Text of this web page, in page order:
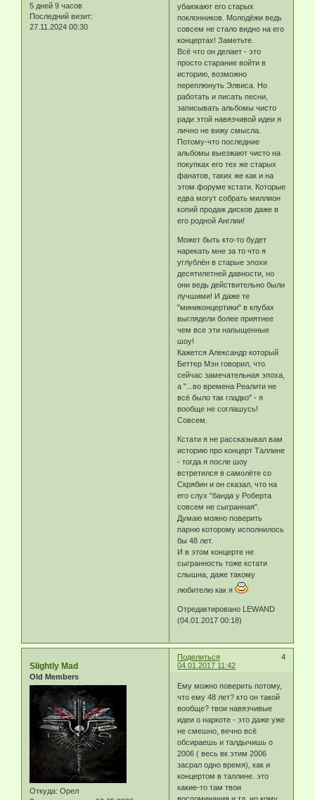
5 дней 9 часов
Последний визит:
27.11.2024 00:30
убаюкают его старых
поклонников. Молодёжи ведь
совсем не стало видно на его
концертах! Заметьте.
Всё что он делает - это
просто старание войти в
историю, возможно
переплюнуть Элвиса. Но
работать и писать песни,
записывать альбомы чисто
ради этой навязчивой идеи я
лично не вижу смысла.
Потому-что последние
альбомы выезжают чисто на
покупках его тех же старых
фанатов, таких же как и на
этом форуме кстати. Которые
едва могут собрать миллион
копий продаж дисков даже в
его родной Англии!
Может быть кто-то будет
нарекать мне за то что я
углублён в старые эпохи
десятилетней давности, но
они ведь действительно были
лучшими! И даже те
"миниконцертики" в клубах
выглядели более приятнее
чем все эти напыщенные
шоу!
Кажется Александр который
Беттер Мэн говорил, что
сейчас замечательная эпоха,
а "...во времена Реалити не
всё было так гладко" - я
вообще не соглашусь!
Совсем.
Кстати я не рассказывал вам
историю про концерт Таллине
- тогда я после шоу
встретился в самолёте со
Скрябин и он сказал, что на
его слух "банда у Роберта
совсем не сыгранная".
Думаю можно поверить
парню которому исполнилось
бы 48 лет.
И в этом концерте не
сыгранность тоже кстати
слышна, даже такому
любителю как я
Отредактировано LEWAND
(04.01.2017 00:18)
Поделиться
4
04.01.2017 11:42
Slightly Mad
Old Members
Откуда: Орел
Ему можно поверить потому,
что ему 48 лет? кто он такой
вообще? твои навязчивые
идеи о наркоте - это даже уже
не смешно, вечно всё
обсираешь и талдычишь о
2006 ( весь вк этим 2006
засрал одно время), как и
концертом в таллине. это
какие-то там твои